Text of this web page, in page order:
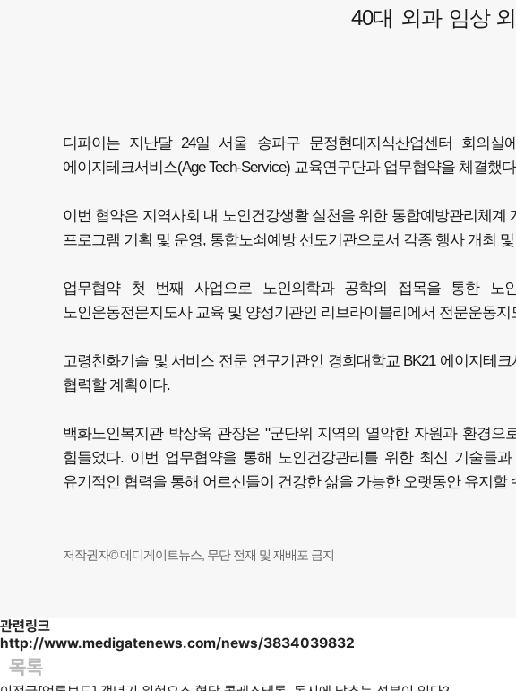
40대 외과 임상 외
디파이는 지난달 24일 서울 송파구 문정현대지식산업센터 회의
에이지테크서비스(Age Tech-Service) 교육연구단과 업무협약을 체결했
이번 협약은 지역사회 내 노인건강생활 실천을 위한 통합예방관리체
프로그램 기획 및 운영, 통합노쇠예방 선도기관으로서 각종 행사 개최
업무협약 첫 번째 사업으로 노인의학과 공학의 접목을 통한 노
노인운동전문지도사 교육 및 양성기관인 리브라이블리에서 전문운동
고령친화기술 및 서비스 전문 연구기관인 경희대학교 BK21 에이지테
협력할 계획이다.
백화노인복지관 박상욱 관장은 "군단위 지역의 열악한 자원과 환경
힘들었다. 이번 업무협약을 통해 노인건강관리를 위한 최신 기술들
유기적인 협력을 통해 어르신들이 건강한 삶을 가능한 오랫동안 유지할
저작권자© 메디게이트뉴스, 무단 전재 및 재배포 금지
관련링크
http://www.medigatenews.com/news/3834039832
목록